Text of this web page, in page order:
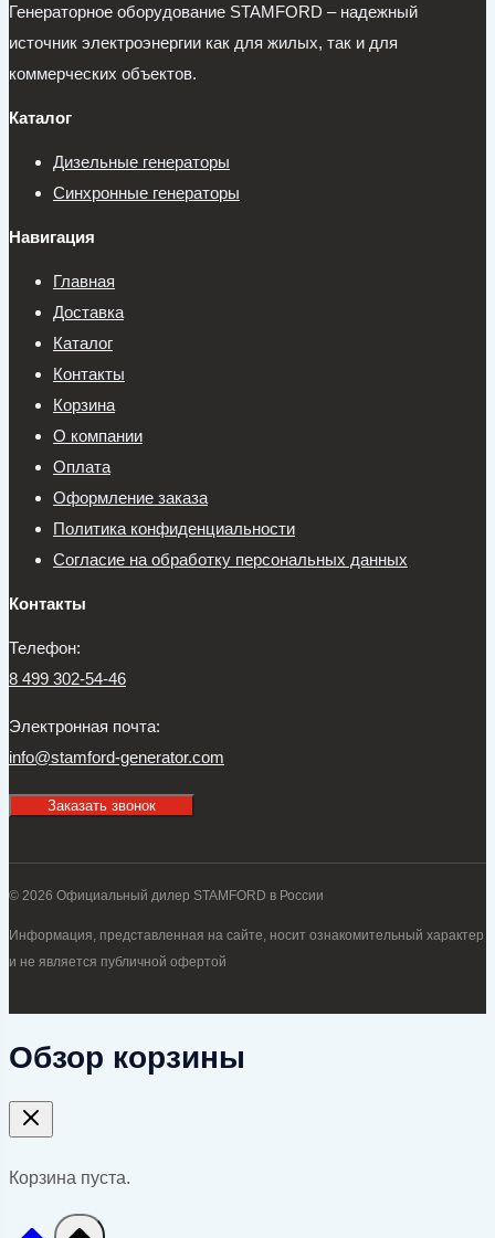
Генераторное оборудование STAMFORD – надежный
источник электроэнергии как для жилых, так и для
коммерческих объектов.
Каталог
Дизельные генераторы
Синхронные генераторы
Навигация
Главная
Доставка
Каталог
Контакты
Корзина
О компании
Оплата
Оформление заказа
Политика конфиденциальности
Согласие на обработку персональных данных
Контакты
Телефон:
8 499 302-54-46
Электронная почта:
info@stamford-generator.com
Заказать звонок
© 2026 Официальный дилер STAMFORD в России
Информация, представленная на сайте, носит ознакомительный характер
и не является публичной офертой
Обзор корзины
Корзина пуста.